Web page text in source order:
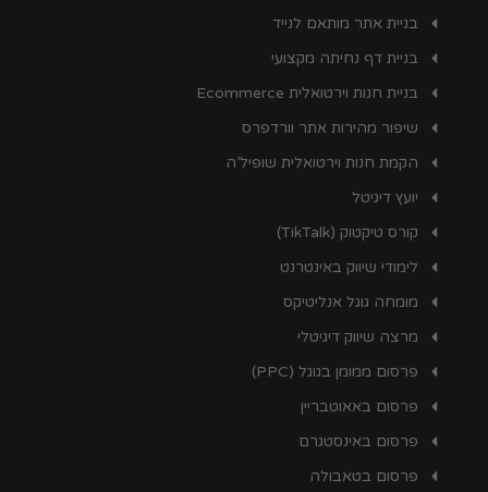
בניית אתר מותאם לנייד
בניית דף נחיתה מקצועי
בניית חנות וירטואלית Ecommerce
שיפור מהירות אתר וורדפרס
הקמת חנות וירטואלית שופיל’ה
יועץ דיגיטל
קורס טיקטוק (TikTalk)
לימודי שיווק באינטרנט
מומחה גוגל אנליטיקס
מרצה שיווק דיגיטלי
פרסום ממומן בגוגל (PPC)
פרסום באאוטבריין
פרסום באינסטגרם
פרסום בטאבולה